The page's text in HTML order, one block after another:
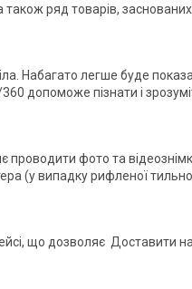
ряд товарів,
Набагато легше буде
допоможе пізнати і
проводити фото та
(у випадку рифленої
що дозволяє Доставити